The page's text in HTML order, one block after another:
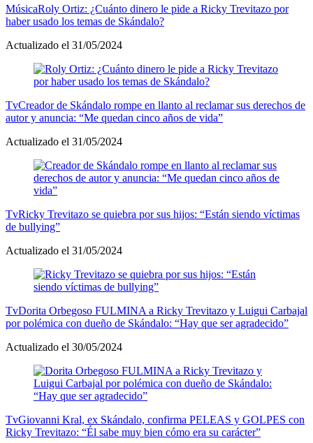
MúsicaRoly Ortiz: ¿Cuánto dinero le pide a Ricky Trevitazo por
haber usado los temas de Skándalo?
Actualizado el 31/05/2024
TvCreador de Skándalo rompe en llanto al reclamar sus derechos de
autor y anuncia: “Me quedan cinco años de vida”
Actualizado el 31/05/2024
TvRicky Trevitazo se quiebra por sus hijos: “Están siendo víctimas
de bullying”
Actualizado el 31/05/2024
TvDorita Orbegoso FULMINA a Ricky Trevitazo y Luigui Carbajal
por polémica con dueño de Skándalo: “Hay que ser agradecido”
Actualizado el 30/05/2024
TvGiovanni Kral, ex Skándalo, confirma PELEAS y GOLPES con
Ricky Trevitazo: “Él sabe muy bien cómo era su carácter”